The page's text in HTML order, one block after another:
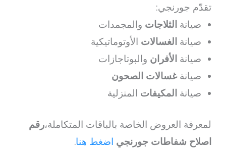
تقدّم جورنجي:
صيانةالثلاجات والمجمدات
صيانةالغسالات الأوتوماتيكية
صيانةالأفران والبوتاجازات
صيانةغسالات الصحون
صيانةالمكيفات المنزلية
لمعرفة العروض الخاصة بالباقات المتكاملة،رقم
اصلاح شفاطات جورنجي اضغط هنا.